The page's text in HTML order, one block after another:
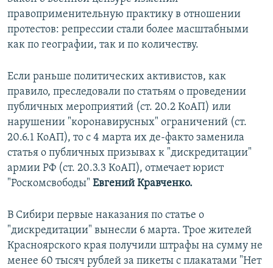
правоприменительную практику в отношении
протестов: репрессии стали более масштабными
как по географии, так и по количеству.
Если раньше политических активистов, как
правило, преследовали по статьям о проведении
публичных мероприятий (ст. 20.2 КоАП) или
нарушении "коронавирусных" ограничений (ст.
20.6.1 КоАП), то с 4 марта их де-факто заменила
статья о публичных призывах к "дискредитации"
армии РФ (ст. 20.3.3 КоАП), отмечает юрист
"Роскомсвободы" Евгений Кравченко.
В Сибири первые наказания по статье о
"дискредитации" вынесли 6 марта. Трое жителей
Красноярского края получили штрафы на сумму не
менее 60 тысяч рублей за пикеты с плакатами "Нет